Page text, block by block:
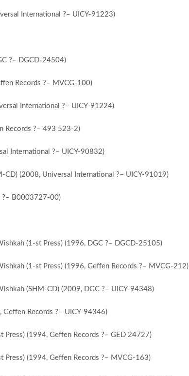
International ?– UICY-91223)
?– DGCD-24504)
Records ?– MVCG-100)
International ?– UICY-91224)
Records ?– 493 523-2)
International ?– UICY-90832)
CD) (2008, Universal International ?– UICY-91019)
?– B0003727-00)
(1-st Press) (1996, DGC ?– DGCD-25105)
(1-st Press) (1996, Geffen Records ?– MVCG-212)
(SHM-CD) (2009, DGC ?– UICY-94348)
Geffen Records ?– UICY-94346)
Press) (1994, Geffen Records ?– GED 24727)
Press) (1994, Geffen Records ?– MVCG-163)